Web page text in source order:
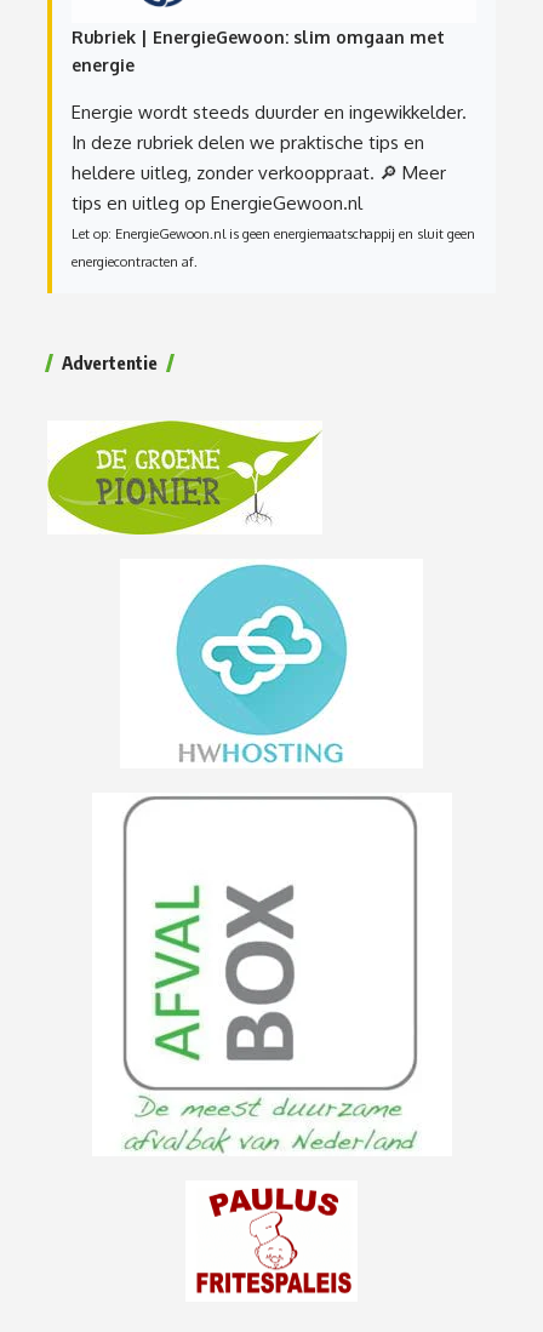
Rubriek | EnergieGewoon: slim omgaan met
energie
Energie wordt steeds duurder en ingewikkelder.
In deze rubriek delen we praktische tips en
heldere uitleg, zonder verkooppraat. 🔎 Meer
tips en uitleg op EnergieGewoon.nl
Let op: EnergieGewoon.nl is geen energiemaatschappij en sluit geen
energiecontracten af.
Advertentie